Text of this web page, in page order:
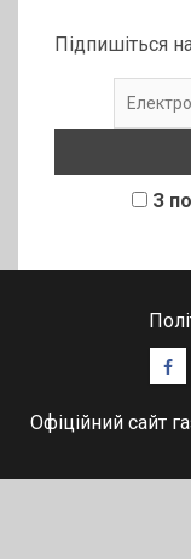
Підпишіться
З
Офіційний сайт